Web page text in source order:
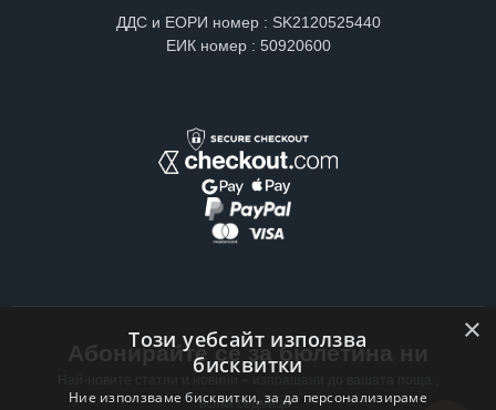
ДДС и ЕОРИ номер : SK2120525440
ЕИК номер : 50920600
Абонирайте се за бюлетина ни
всяка седмица .
×
Този уебсайт използва
бисквитки
Ние използваме бисквитки, за да персонализираме